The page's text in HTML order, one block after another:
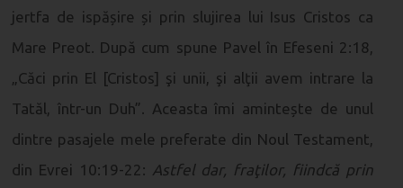
jertfa de ispășire și prin slujirea lui Isus Cristos ca
Mare Preot. După cum spune Pavel în Efeseni 2:18,
„Căci prin El [Cristos] şi unii, şi alţii avem intrare la
Tatăl, într-un Duh”. Aceasta îmi amintește de unul
dintre pasajele mele preferate din Noul Testament,
din Evrei 10:19-22: Astfel dar, fraţilor, fiindcă prin